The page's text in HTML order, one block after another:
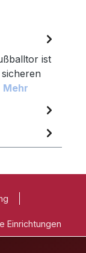
ist
Mehr
Einrichtungen